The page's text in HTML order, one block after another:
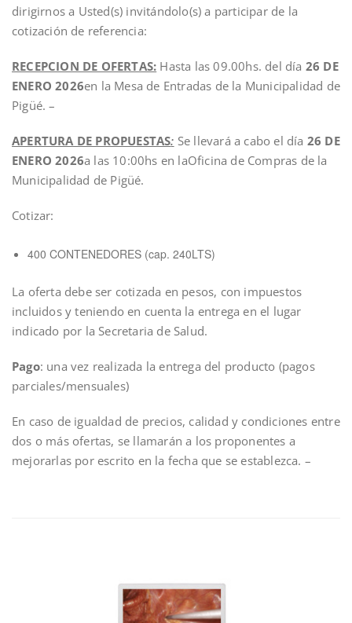
dirigirnos a Usted(s) invitándolo(s) a participar de la
cotización de referencia:
RECEPCION DE OFERTAS: Hasta las 09.00hs. del día 26 DE
ENERO 2026en la Mesa de Entradas de la Municipalidad de
Pigüé. –
APERTURA DE PROPUESTAS: Se llevará a cabo el día 26 DE
ENERO 2026a las 10:00hs en laOficina de Compras de la
Municipalidad de Pigüé.
Cotizar:
400 CONTENEDORES (cap. 240LTS)
La oferta debe ser cotizada en pesos, con impuestos
incluidos y teniendo en cuenta la entrega en el lugar
indicado por la Secretaria de Salud.
Pago: una vez realizada la entrega del producto (pagos
parciales/mensuales)
En caso de igualdad de precios, calidad y condiciones entre
dos o más ofertas, se llamarán a los proponentes a
mejorarlas por escrito en la fecha que se establezca. –